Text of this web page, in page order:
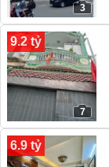
3
9.2 tỷ
7
6.9 tỷ